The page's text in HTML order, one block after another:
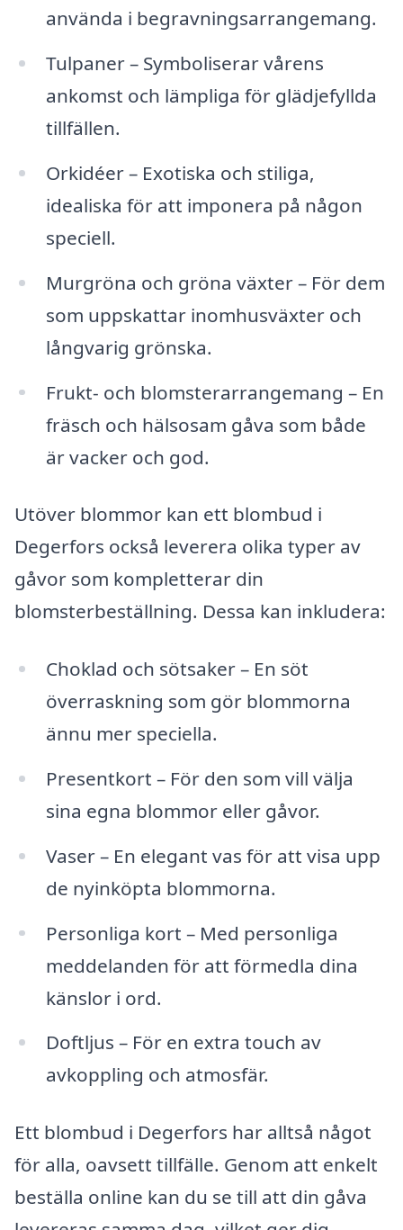
använda i begravningsarrangemang.
Tulpaner – Symboliserar vårens
ankomst och lämpliga för glädjefyllda
tillfällen.
Orkidéer – Exotiska och stiliga,
idealiska för att imponera på någon
speciell.
Murgröna och gröna växter – För dem
som uppskattar inomhusväxter och
långvarig grönska.
Frukt- och blomsterarrangemang – En
fräsch och hälsosam gåva som både
är vacker och god.
Utöver blommor kan ett blombud i
Degerfors också leverera olika typer av
gåvor som kompletterar din
blomsterbeställning. Dessa kan inkludera:
Choklad och sötsaker – En söt
överraskning som gör blommorna
ännu mer speciella.
Presentkort – För den som vill välja
sina egna blommor eller gåvor.
Vaser – En elegant vas för att visa upp
de nyinköpta blommorna.
Personliga kort – Med personliga
meddelanden för att förmedla dina
känslor i ord.
Doftljus – För en extra touch av
avkoppling och atmosfär.
Ett blombud i Degerfors har alltså något
för alla, oavsett tillfälle. Genom att enkelt
beställa online kan du se till att din gåva